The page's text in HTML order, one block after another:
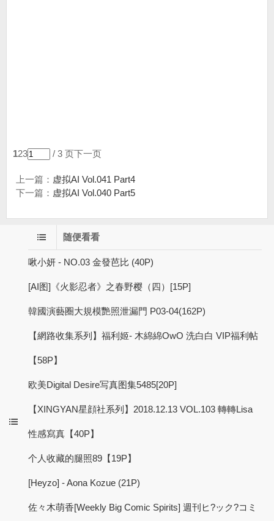
123 / 3 页下一页
上一篇： 虚拟AI Vol.041 Part4
下一篇： 虚拟AI Vol.040 Part5
随便看看
啾小妍 - NO.03 金發芭比 (40P)
[AI图]《火影忍者》之春野樱（四）[15P]
韓國演藝圈大規模艷照泄漏門 P03-04(162P)
【網路收集系列】福利姬- 木綿綿OwO 洗白白 VIP福利帖
【58P】
欧美Digital Desire写真图集5485[20P]
【XINGYAN星顔社系列】2018.12.13 VOL.103 轉轉Lisa
性感寫真【40P】
个人收藏的腿照89【19P】
[Heyzo] - Aona Kozue (21P)
佐々木萌香[Weekly Big Comic Spirits] 週刊ヒ?ック?コミ